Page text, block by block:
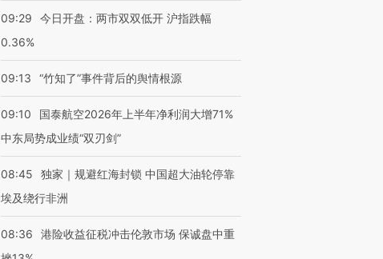
09:29
今日开盘：两市双双低开 沪指跌幅
0.36%
09:13 “竹知了”事件背后的舆情根源
09:10
国泰航空2026年上半年净利润大增71%
中东局势成业绩“双刃剑”
08:45
独家｜规避红海封锁 中国超大油轮停靠
埃及绕行非洲
08:36
港险收益征税冲击伦敦市场 保诚盘中重